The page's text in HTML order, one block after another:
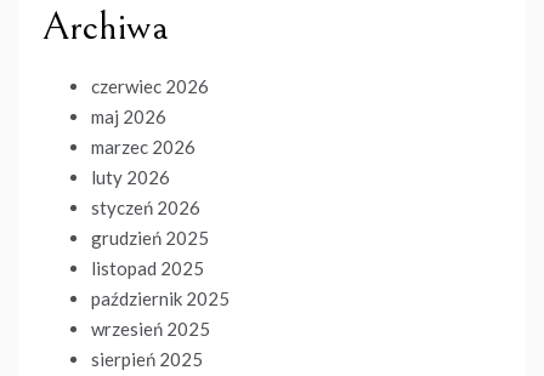
Archiwa
czerwiec 2026
maj 2026
marzec 2026
luty 2026
styczeń 2026
grudzień 2025
listopad 2025
październik 2025
wrzesień 2025
sierpień 2025